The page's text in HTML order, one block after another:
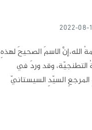
الله،إنَّ الاسمَ الصحيحَ لهذهِ
وقد وردَ في
السيّدِ السيستانيّ